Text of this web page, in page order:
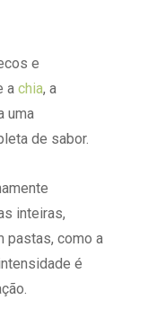
e
a chia, a
uma
de sabor.
inteiras,
pastas, como a
é